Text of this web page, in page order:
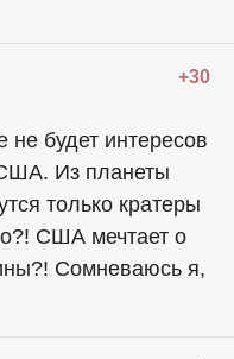
+30
будет интересов
Из планеты
только кратеры
США мечтает о
Сомневаюсь я,